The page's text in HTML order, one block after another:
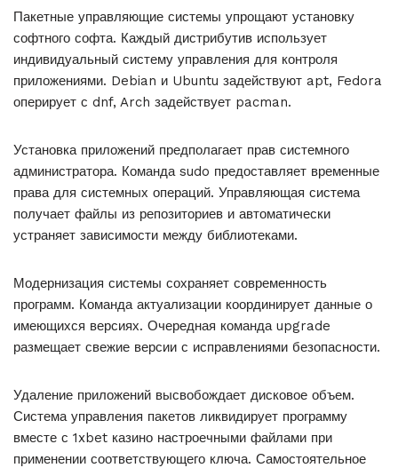
Пакетные управляющие системы упрощают установку
софтного софта. Каждый дистрибутив использует
индивидуальный систему управления для контроля
приложениями. Debian и Ubuntu задействуют apt, Fedora
оперирует с dnf, Arch задействует pacman.
Установка приложений предполагает прав системного
администратора. Команда sudo предоставляет временные
права для системных операций. Управляющая система
получает файлы из репозиториев и автоматически
устраняет зависимости между библиотеками.
Модернизация системы сохраняет современность
программ. Команда актуализации координирует данные о
имеющихся версиях. Очередная команда upgrade
размещает свежие версии с исправлениями безопасности.
Удаление приложений высвобождает дисковое объем.
Система управления пакетов ликвидирует программу
вместе с 1xbet казино настроечными файлами при
применении соответствующего ключа. Самостоятельное